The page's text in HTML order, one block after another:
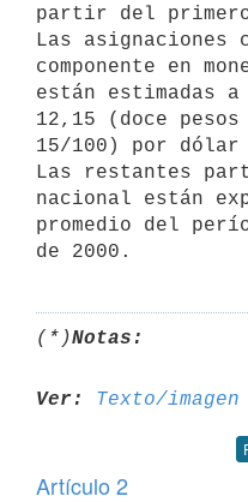
partir del primero
Las asignaciones
componente en
están estimadas
12,15 (doce pesos
15/100) por dólar
Las restantes
nacional están
promedio del
de 2000.
(*)Notas:
Ver: Texto/imagen
Artículo 2